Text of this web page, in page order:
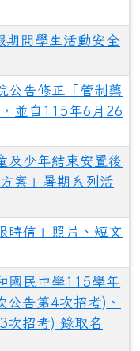
期間學生活動安全
公告修正「管制藥
並自115年6月26
及少年結束安置後
案」暑期系列活
時信」照片、短文
國民中學115學年
公告第4次招考)、
次招考) 錄取名